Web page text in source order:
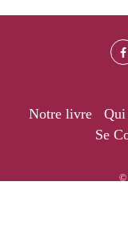
Notre livre Qui
Se
©